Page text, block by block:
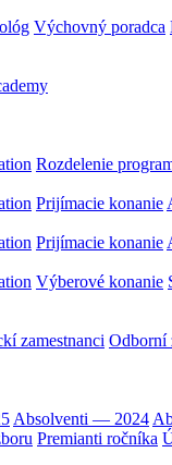
Výchovný poradca
Rozdelenie
Prijímacie konanie
Prijímacie konanie
Výberové konanie
zamestnanci Odborní
Absolventi — 2024
Premianti ročníka